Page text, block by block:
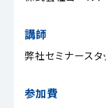
講師
弊社セミナースタ
参加費